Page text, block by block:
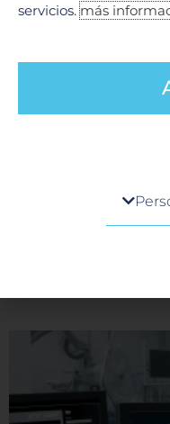
En el ámbito de la
servicios.más
Cuando visita
preferencias o su
identifica
una experiencia web
respetamos su
escoger no